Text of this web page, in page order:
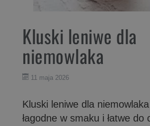
Kluski leniwe dla
niemowlaka
11 maja 2026
Kluski leniwe dla
łagodne w smaku i łatwe do